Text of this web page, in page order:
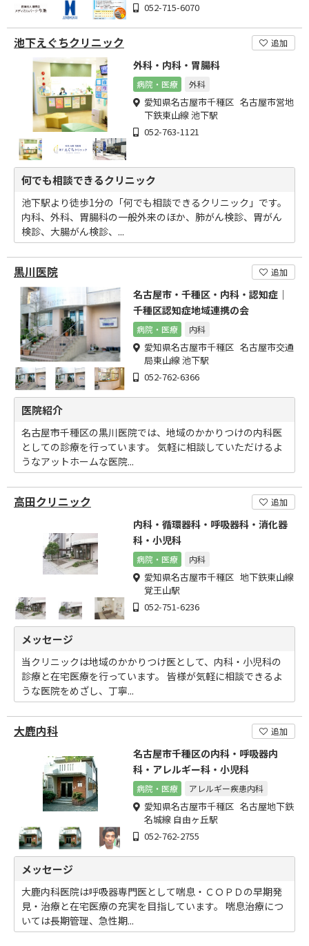
052-715-6070
池下えぐちクリニック 追加
外科・内科・胃腸科
病院・医療 外科
愛知県名古屋市千種区 名古屋市営地
下鉄東山線 池下駅
052-763-1121
何でも相談できるクリニック
池下駅より徒歩1分の「何でも相談できるクリニック」です。
内科、外科、胃腸科の一般外来のほか、肺がん検診、胃がん
検診、大腸がん検診、...
黒川医院 追加
名古屋市・千種区・内科・認知症｜
千種区認知症地域連携の会
病院・医療 内科
愛知県名古屋市千種区 名古屋市交通
局東山線 池下駅
052-762-6366
医院紹介
名古屋市千種区の黒川医院では、地域のかかりつけの内科医
としての診療を行っています。 気軽に相談していただけるよ
うなアットホームな医院...
高田クリニック 追加
内科・循環器科・呼吸器科・消化器
科・小児科
病院・医療 内科
愛知県名古屋市千種区 地下鉄東山線
覚王山駅
052-751-6236
メッセージ
当クリニックは地域のかかりつけ医として、内科・小児科の
診療と在宅医療を行っています。 皆様が気軽に相談できるよ
うな医院をめざし、丁寧...
大鹿内科 追加
名古屋市千種区の内科・呼吸器内
科・アレルギー科・小児科
病院・医療 アレルギー疾患内科
愛知県名古屋市千種区 名古屋地下鉄
名城線 自由ヶ丘駅
052-762-2755
メッセージ
大鹿内科医院は呼吸器専門医として喘息・ＣＯＰＤの早期発
見・治療と在宅医療の充実を目指しています。 喘息治療につ
いては長期管理、急性期...